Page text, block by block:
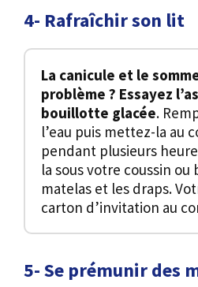
4- Rafraîchir son lit
La canicule et le
problème ? Essayez
bouillotte glacée.
l’eau puis mettez-la au
pendant plusieurs
la sous votre coussin
matelas et les draps.
carton d’invitation au
5- Se prémunir des